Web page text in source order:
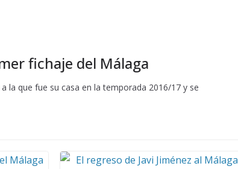
fichaje del Málaga
la que fue su casa en la temporada 2016/17 y se